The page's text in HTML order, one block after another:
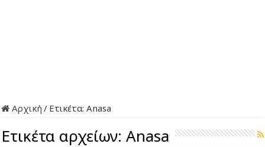
Αρχική / Ετικέτα:Anasa
Ετικέτα αρχείων:Anasa